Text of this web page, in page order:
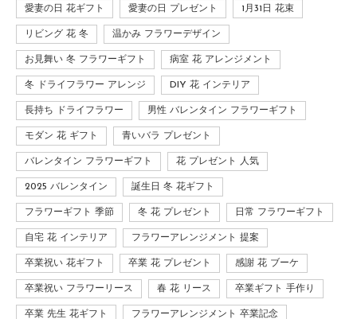
愛妻の日 花ギフト 愛妻の日 プレゼント 1月31日 花束
リビング 花 冬 温かみ フラワーデザイン
お見舞い 冬 フラワーギフト 病室 花 アレンジメント
冬 ドライフラワー アレンジ DIY 花 インテリア
長持ち ドライフラワー 男性 バレンタイン フラワーギフト
モダン 花 ギフト 青いバラ プレゼント
バレンタイン フラワーギフト 花 プレゼント 人気
2025 バレンタイン 誕生日 冬 花ギフト
フラワーギフト 季節 冬 花 プレゼント 日常 フラワーギフト
自宅 花 インテリア フラワーアレンジメント 提案
卒業祝い 花ギフト 卒業 花 プレゼント 感謝 花 ブーケ
卒業祝い フラワーリース 春 花 リース 卒業ギフト 手作り
卒業 先生 花ギフト フラワーアレンジメント 卒業記念